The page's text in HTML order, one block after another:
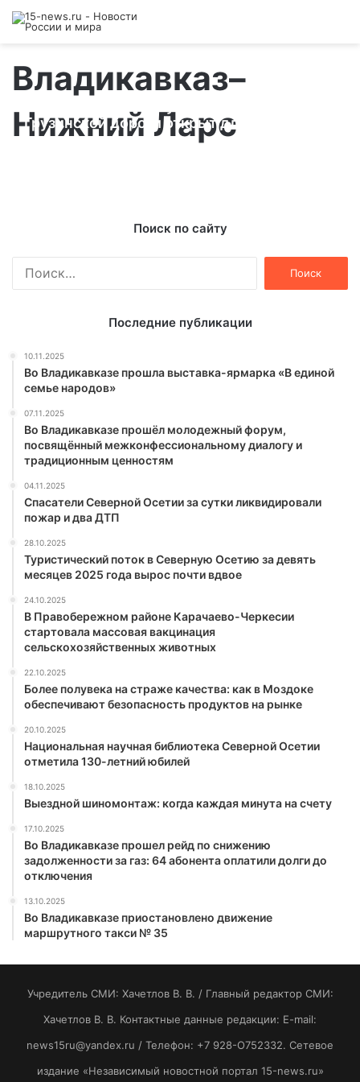
Владикавказ–
Нижний Ларс
Грузинской дороги открыт для любого
транспорта
Поиск по сайту
Последние публикации
10.11.2025
Во Владикавказе прошла выставка-ярмарка «В единой
семье народов»
07.11.2025
Во Владикавказе прошёл молодежный форум,
посвящённый межконфессиональному диалогу и
традиционным ценностям
04.11.2025
Спасатели Северной Осетии за сутки ликвидировали
пожар и два ДТП
28.10.2025
Туристический поток в Северную Осетию за девять
месяцев 2025 года вырос почти вдвое
24.10.2025
В Правобережном районе Карачаево-Черкесии
стартовала массовая вакцинация
сельскохозяйственных животных
22.10.2025
Более полувека на страже качества: как в Моздоке
обеспечивают безопасность продуктов на рынке
20.10.2025
Национальная научная библиотека Северной Осетии
отметила 130-летний юбилей
18.10.2025
Выездной шиномонтаж: когда каждая минута на счету
17.10.2025
Во Владикавказе прошел рейд по снижению
задолженности за газ: 64 абонента оплатили долги до
отключения
13.10.2025
Во Владикавказе приостановлено движение
маршрутного такси № 35
Учредитель СМИ: Хaчeтлoв B. B. / Главный редактор СМИ:
Хaчeтлoв B. B. Контактные данные редакции: E-mail:
news15ru@yandex.ru / Телефон: +7 928-O752332. Сетевое
издание «Независимый новостной портал 15-news.ru»